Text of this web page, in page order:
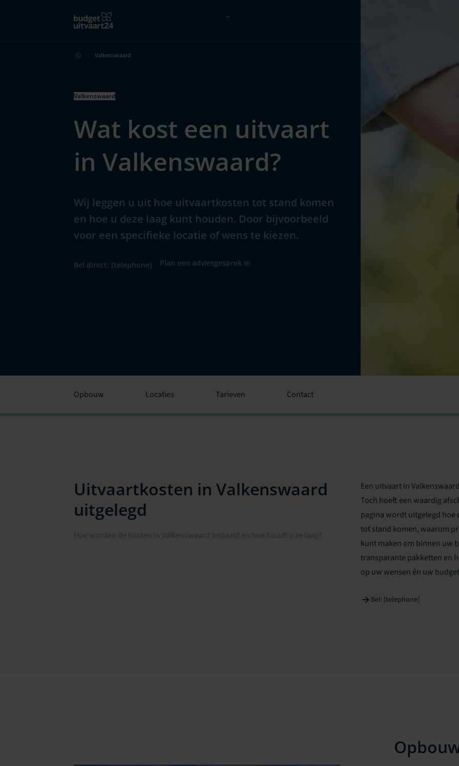
Valkenswaard
Valkenswaard
Wat kost een uitvaart
in Valkenswaard?
Wij leggen u uit hoe uitvaartkosten tot stand komen
en hoe u deze laag kunt houden. Door bijvoorbeeld
voor een specifieke locatie of wens te kiezen.
Bel direct: [telephone] Plan een adviesgesprek in
Opbouw Locaties Tarieven Contact
Uitvaartkosten in Valkenswaard
uitgelegd
Een uitvaart in
Toch hoeft een waardig
pagina wordt uitgelegd hoe
tot stand komen, waarom
kunt maken om binnen uw
transparante pakketten en
op uw wensen én uw
Bel: [telephone]